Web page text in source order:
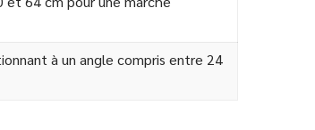
à un angle compris entre 24